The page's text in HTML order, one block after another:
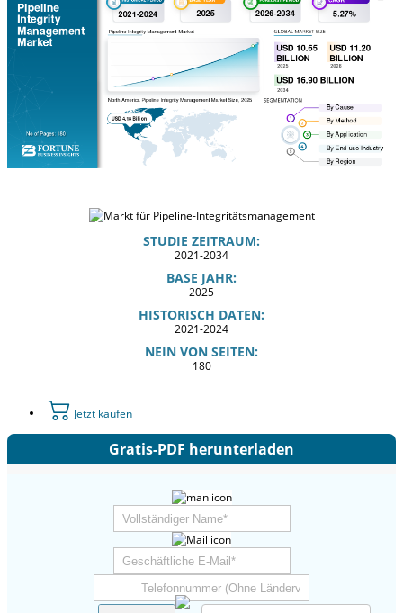
STUDIE ZEITRAUM:
2021-2034
BASE JAHR:
2025
HISTORISCH DATEN:
2021-2024
NEIN VON SEITEN:
180
Jetzt kaufen
Gratis-PDF herunterladen